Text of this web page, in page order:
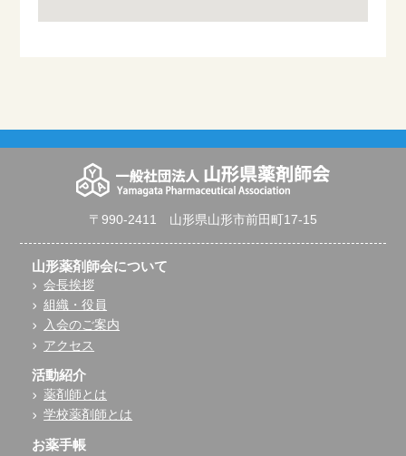
〒990-2411 山形県山形市前田町17-15
山形薬剤師会について
会長挨拶
組織・役員
入会のご案内
アクセス
活動紹介
薬剤師とは
学校薬剤師とは
お薬手帳